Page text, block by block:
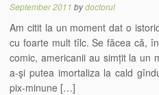
September 2011 bydoctorul
Am citit la un moment dat o
cu foarte mult tîlc. Se făcea că,
comic, americanii au simțit la un
a-şi putea imortaliza la cald
pix-minune […]